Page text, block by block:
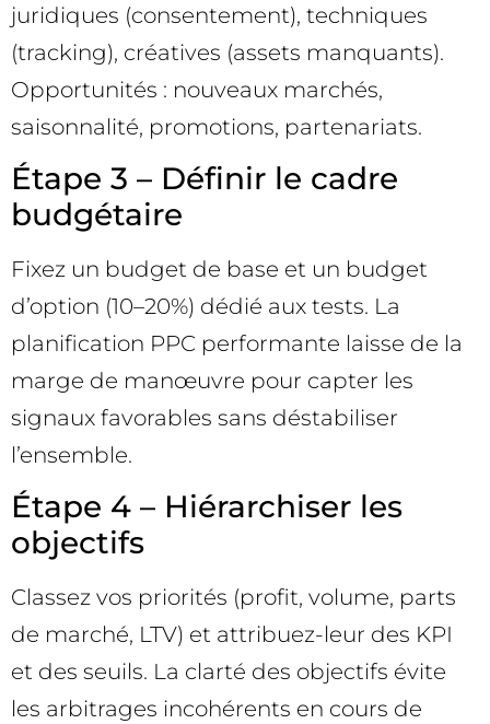
juridiques (consentement), techniques
(tracking), créatives (assets manquants).
Opportunités : nouveaux marchés,
saisonnalité, promotions, partenariats.
Étape 3 – Définir le cadre
budgétaire
Fixez un budget de base et un budget
d’option (10–20%) dédié aux tests. La
planification PPC performante laisse de la
marge de manœuvre pour capter les
signaux favorables sans déstabiliser
l’ensemble.
Étape 4 – Hiérarchiser les
objectifs
Classez vos priorités (profit, volume, parts
de marché, LTV) et attribuez-leur des KPI
et des seuils. La clarté des objectifs évite
les arbitrages incohérents en cours de